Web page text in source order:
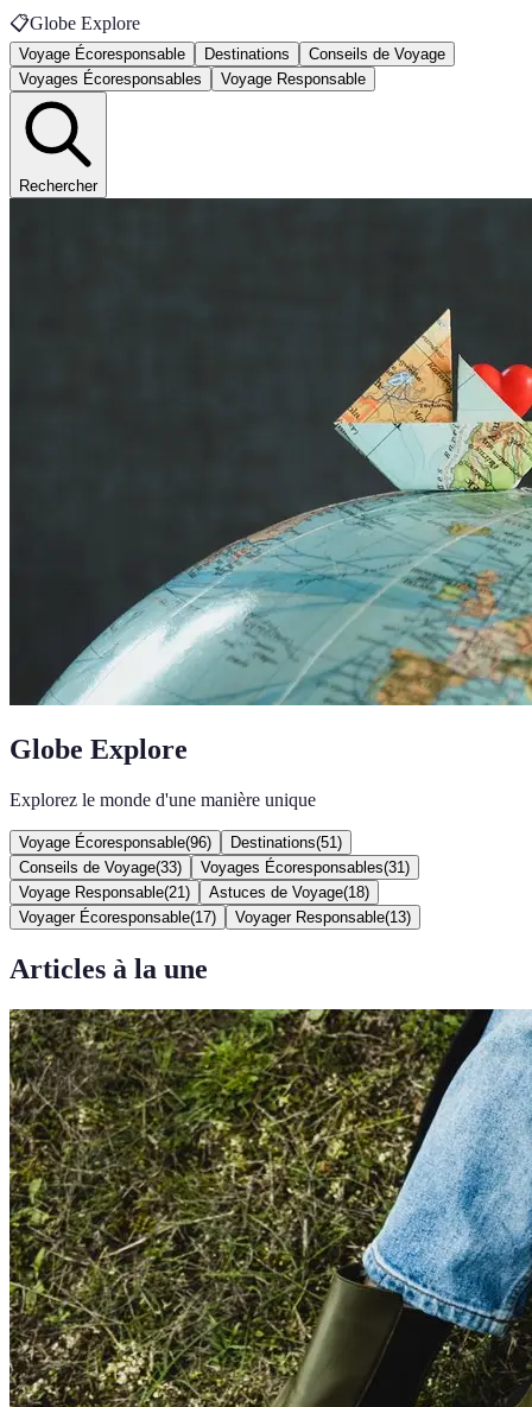
📋Globe Explore
Voyage Écoresponsable Destinations
Conseils de Voyage
Voyages Écoresponsables
Voyage Responsable
Rechercher
Globe Explore
Explorez le monde d'une manière unique
Voyage Écoresponsable(96) Destinations(51 )
Conseils de Voyage(33) Voyages Écoresponsables(31 )
Voyage Responsable(21 ) Astuces de Voyage(18)
Voyager Écoresponsable(17) Voyager Responsable(13)
Articles à la une